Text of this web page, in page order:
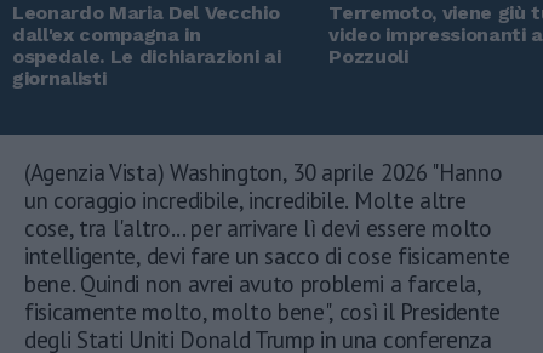
Leonardo Maria Del Vecchio
dall'ex compagna in
ospedale. Le dichiarazioni ai
giornalisti
Terremoto, viene giù
video impressionanti a
Pozzuoli
(Agenzia Vista) Washington, 30 aprile 2026 "Hanno
un coraggio incredibile, incredibile. Molte altre
cose, tra l'altro... per arrivare lì devi essere molto
intelligente, devi fare un sacco di cose fisicamente
bene. Quindi non avrei avuto problemi a farcela,
fisicamente molto, molto bene", così il Presidente
degli Stati Uniti Donald Trump in una conferenza